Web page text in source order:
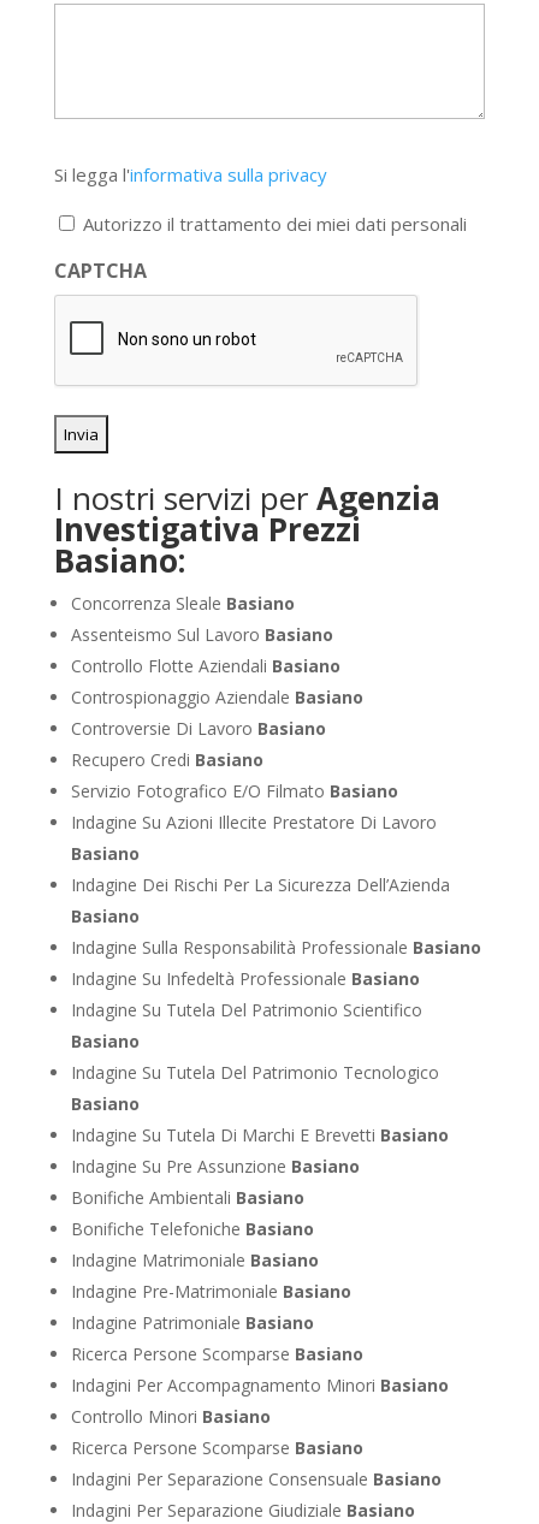
legga
l'informativa
privacy
*
Si legga l'informativa sulla privacy
Autorizzo il trattamento dei miei dati personali
CAPTCHA
I nostri servizi perAgenzia
Investigativa Prezzi
Basiano:
Concorrenza Sleale Basiano
Assenteismo Sul Lavoro Basiano
Controllo Flotte Aziendali Basiano
Controspionaggio Aziendale Basiano
Controversie Di Lavoro Basiano
Recupero Credi Basiano
Servizio Fotografico E/O Filmato Basiano
Indagine Su Azioni Illecite Prestatore Di Lavoro
Basiano
Indagine Dei Rischi Per La Sicurezza Dell’Azienda
Basiano
Indagine Sulla Responsabilità Professionale Basiano
Indagine Su Infedeltà Professionale Basiano
Indagine Su Tutela Del Patrimonio Scientifico
Basiano
Indagine Su Tutela Del Patrimonio Tecnologico
Basiano
Indagine Su Tutela Di Marchi E Brevetti Basiano
Indagine Su Pre Assunzione Basiano
Bonifiche Ambientali Basiano
Bonifiche Telefoniche Basiano
Indagine Matrimoniale Basiano
Indagine Pre-Matrimoniale Basiano
Indagine Patrimoniale Basiano
Ricerca Persone Scomparse Basiano
Indagini Per Accompagnamento Minori Basiano
Controllo Minori Basiano
Ricerca Persone Scomparse Basiano
Indagini Per Separazione Consensuale Basiano
Indagini Per Separazione Giudiziale Basiano